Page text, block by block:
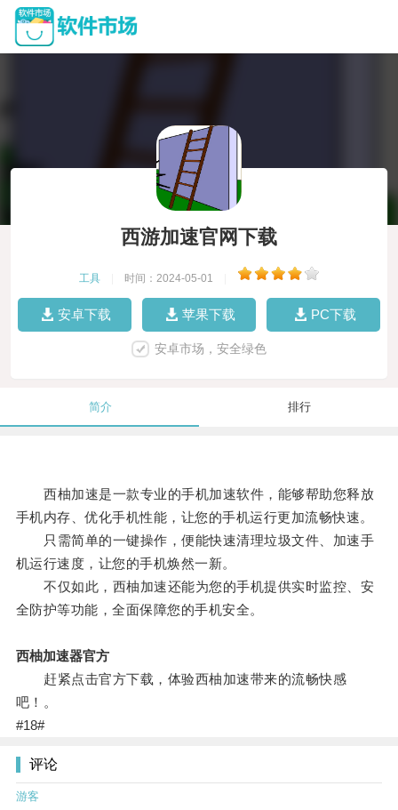
西游加速官网下载
工具 时间：2024-05-01
安卓下载 苹果下载 PC下载
安卓市场，安全绿色
简介 排行
西柚加速是一款专业的手机加速软件，能够帮助您释放
手机内存、优化手机性能，让您的手机运行更加流畅快速。
只需简单的一键操作，便能快速清理垃圾文件、加速手
机运行速度，让您的手机焕然一新。
不仅如此，西柚加速还能为您的手机提供实时监控、安
全防护等功能，全面保障您的手机安全。
西柚加速器官方
赶紧点击官方下载，体验西柚加速带来的流畅快感
吧！。
#18#
评论
游客